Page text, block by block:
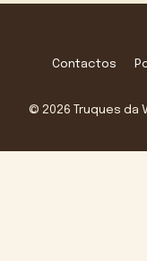
Contactos
© 2026 Truques da